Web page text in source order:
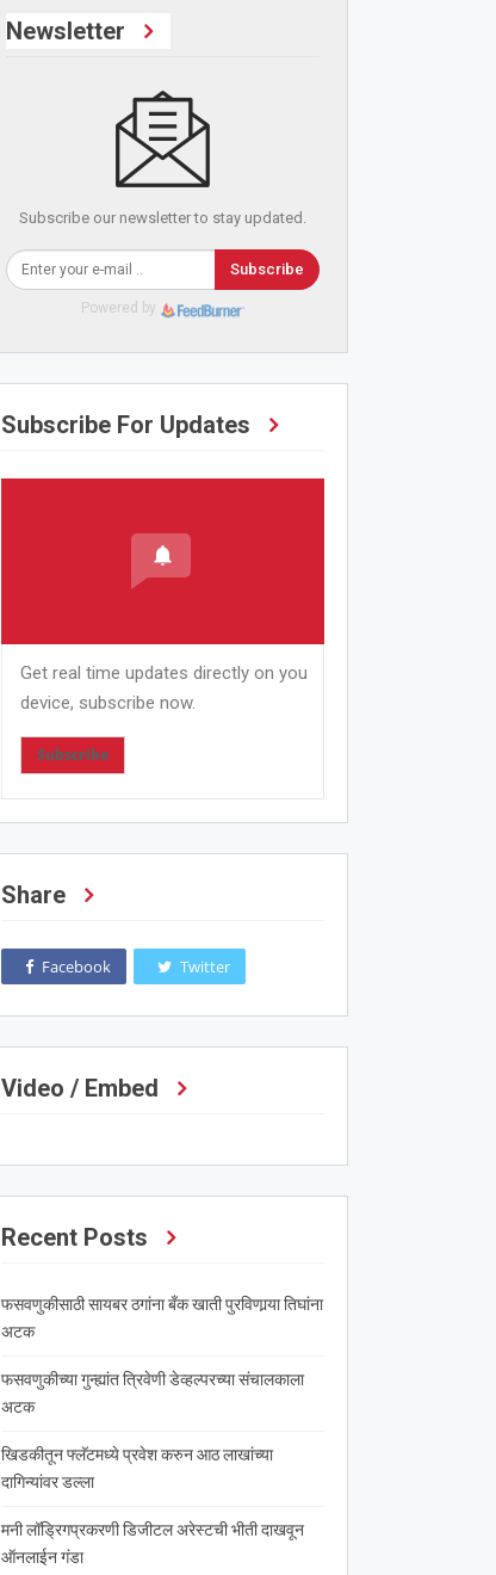
Newsletter
Subscribe our newsletter to stay updated.
Subscribe
Powered by
Subscribe For Updates
Get real time updates directly on you
device, subscribe now.
Subscribe
Share
Facebook Twitter
Video / Embed
Recent Posts
फसवणुकीसाठी सायबर ठगांना बँक खाती पुरविणार्‍या तिघांना
अटक
फसवणुकीच्या गुन्ह्यांत त्रिवेणी डेव्हल्परच्या संचालकाला
अटक
खिडकीतून फ्लॅटमध्ये प्रवेश करुन आठ लाखांच्या
दागिन्यांवर डल्ला
मनी लॉड्रिगप्रकरणी डिजीटल अरेस्टची भीती दाखवून
ऑनलाईन गंडा